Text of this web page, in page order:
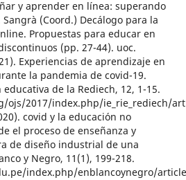
y aprender en línea: superando
(Coord.) Decálogo para la
Propuestas para educar en
(pp. 27-44). uoc.
Experiencias de aprendizaje en
la pandemia de covid-19.
de la Rediech, 12, 1-15.
ojs/2017/index.php/ie_rie_rediech/
covid y la educación no
el proceso de enseñanza y
de diseño industrial de una
y Negro, 11(1), 199-218.
index.php/enblancoynegro/